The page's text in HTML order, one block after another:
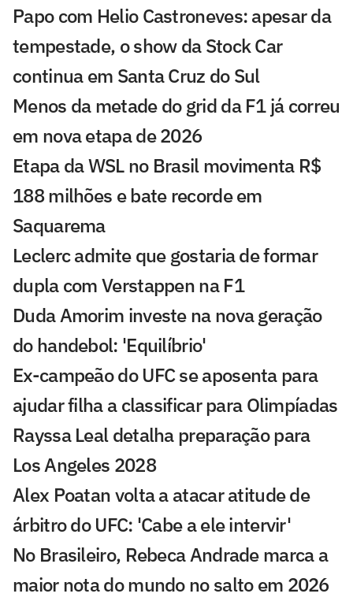
Papo com Helio Castroneves: apesar da
tempestade, o show da Stock Car
continua em Santa Cruz do Sul
Menos da metade do grid da F1 já correu
em nova etapa de 2026
Etapa da WSL no Brasil movimenta R$
188 milhões e bate recorde em
Saquarema
Leclerc admite que gostaria de formar
dupla com Verstappen na F1
Duda Amorim investe na nova geração
do handebol: 'Equilíbrio'
Ex-campeão do UFC se aposenta para
ajudar filha a classificar para Olimpíadas
Rayssa Leal detalha preparação para
Los Angeles 2028
Alex Poatan volta a atacar atitude de
árbitro do UFC: 'Cabe a ele intervir'
No Brasileiro, Rebeca Andrade marca a
maior nota do mundo no salto em 2026